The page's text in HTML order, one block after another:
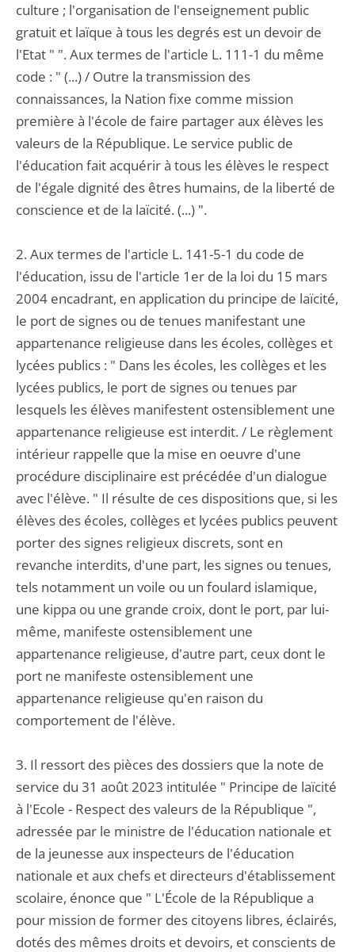
culture ; l'organisation de l'enseignement public
gratuit et laïque à tous les degrés est un devoir de
l'Etat " ". Aux termes de l'article L. 111-1 du même
code : " (...) / Outre la transmission des
connaissances, la Nation fixe comme mission
première à l'école de faire partager aux élèves les
valeurs de la République. Le service public de
l'éducation fait acquérir à tous les élèves le respect
de l'égale dignité des êtres humains, de la liberté de
conscience et de la laïcité. (...) ".
2. Aux termes de l'article L. 141-5-1 du code de
l'éducation, issu de l'article 1er de la loi du 15 mars
2004 encadrant, en application du principe de laïcité,
le port de signes ou de tenues manifestant une
appartenance religieuse dans les écoles, collèges et
lycées publics : " Dans les écoles, les collèges et les
lycées publics, le port de signes ou tenues par
lesquels les élèves manifestent ostensiblement une
appartenance religieuse est interdit. / Le règlement
intérieur rappelle que la mise en oeuvre d'une
procédure disciplinaire est précédée d'un dialogue
avec l'élève. " Il résulte de ces dispositions que, si les
élèves des écoles, collèges et lycées publics peuvent
porter des signes religieux discrets, sont en
revanche interdits, d'une part, les signes ou tenues,
tels notamment un voile ou un foulard islamique,
une kippa ou une grande croix, dont le port, par lui-
même, manifeste ostensiblement une
appartenance religieuse, d'autre part, ceux dont le
port ne manifeste ostensiblement une
appartenance religieuse qu'en raison du
comportement de l'élève.
3. Il ressort des pièces des dossiers que la note de
service du 31 août 2023 intitulée " Principe de laïcité
à l'Ecole - Respect des valeurs de la République ",
adressée par le ministre de l'éducation nationale et
de la jeunesse aux inspecteurs de l'éducation
nationale et aux chefs et directeurs d'établissement
scolaire, énonce que " L'École de la République a
pour mission de former des citoyens libres, éclairés,
dotés des mêmes droits et devoirs, et conscients de